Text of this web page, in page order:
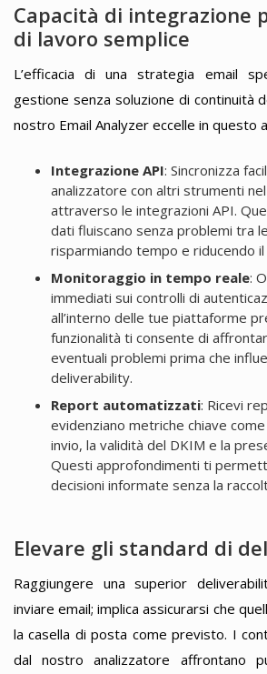
Capacità di integrazione
di lavoro semplice
L’efficacia di una strategia email
gestione senza soluzione di continuità
nostro Email Analyzer eccelle in questo
Integrazione API: Sincronizza
analizzatore con altri strumenti
attraverso le integrazioni API.
dati fluiscano senza problemi tra
risparmiando tempo e riducendo
Monitoraggio in tempo reale:
immediati sui controlli di
all’interno delle tue piattaforme
funzionalità ti consente di
eventuali problemi prima che
deliverability.
Report automatizzati: Ricevi
evidenziano metriche chiave
invio, la validità del DKIM e la
Questi approfondimenti ti
decisioni informate senza la
Elevare gli standard di
Raggiungere una superior
inviare email; implica assicurarsi che
la casella di posta come previsto. I
dal nostro analizzatore affrontano